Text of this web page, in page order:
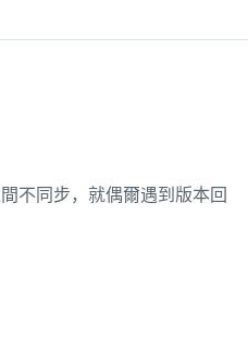
不同步，就偶爾遇到版本回